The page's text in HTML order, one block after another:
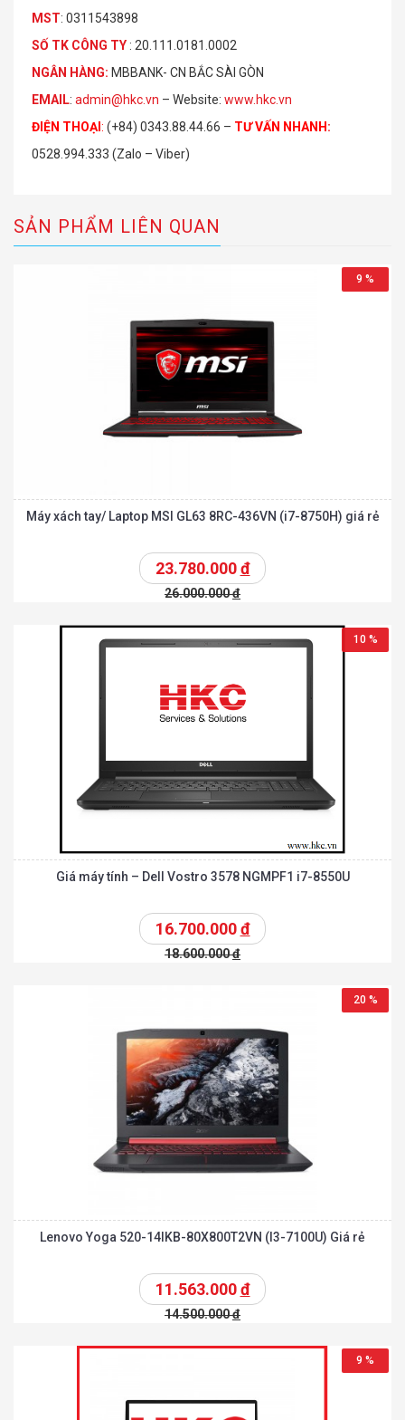
MST: 0311543898
SỐ TK CÔ NG TY : 20.111.0181.0002
NGÂN HÀNG: MBBANK- CN BẮC SÀI GÒN
EMAIL: admin@hkc.vn – Website: www.hkc.vn
ĐIỆN THOẠI: (+84) 0343.88.44.66 – TƯ VẤN NHANH :
0528.994.333 (Zalo – Viber)
SẢN PHẨM LIÊN QUAN
9 %
Máy xách tay/ Laptop MSI GL63 8RC-436VN (i7-8750H) giá rẻ
23.780.000đ
26.000.000đ
10 %
Giá máy tính – Dell Vostro 3578 NGMPF1 i7-8550U
16.700.000đ
18.600.000đ
20 %
Lenovo Yoga 520-14IKB-80X800T2VN (I3-7100U) Giá rẻ
11.563.000đ
14.500.000đ
9 %